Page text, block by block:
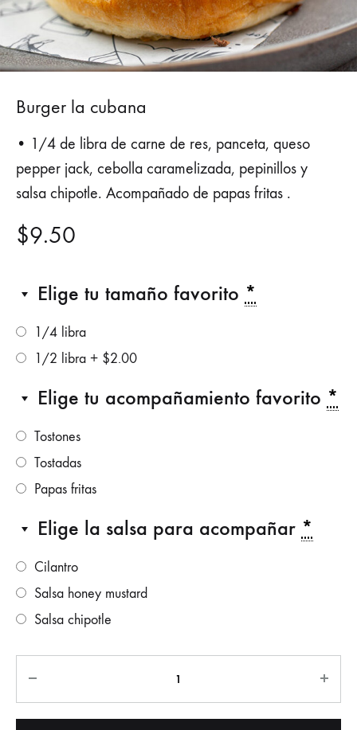
Burger la cubana
• 1/4 de libra de carne de res, panceta, queso
pepper jack, cebolla caramelizada, pepinillos y
salsa chipotle. Acompañado de papas fritas .
$9.50
Elige tu tamaño favorito *
1/4 libra
1/2 libra + $2.00
Elige tu acompañamiento favorito *
Tostones
Tostadas
Papas fritas
Elige la salsa para acompañar *
Cilantro
Salsa honey mustard
Salsa chipotle